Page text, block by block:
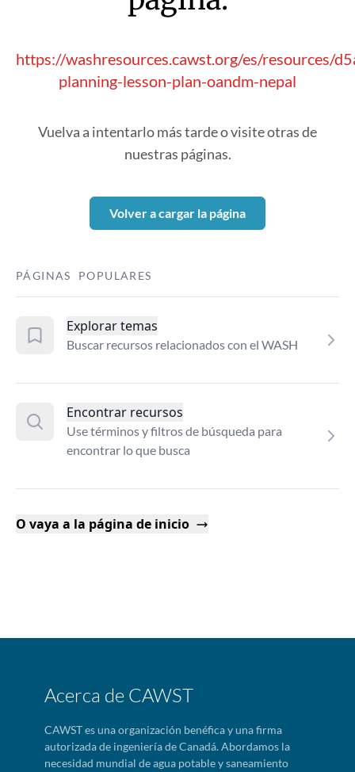
https://washresources.cawst.org/es/resources/
planning-lesson-plan-oandm-nepal
Vuelva a intentarlo más tarde o visite otras de
nuestras páginas.
Volver a cargar la página
PÁGINAS POPULARES
Explorar temas
Buscar recursos relacionados con el WASH
Encontrar recursos
Use términos y filtros de búsqueda para
encontrar lo que busca
O vaya a la página de inicio
Acerca de CAWST
CAWST es una organización benéfica y una firma
autorizada de ingeniería de Canadá. Abordamos la
necesidad mundial de agua potable y saneamiento